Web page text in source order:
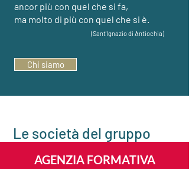
ancor più con quel che si fa,
ma molto di più con quel che si è.
(Sant'Ignazio di Antiochia)
Chi siamo
Le società del gruppo
AGENZIA FORMATIVA